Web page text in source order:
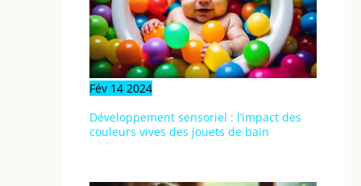
Fév 14 2024
Développement sensoriel : l’impact des
couleurs vives des jouets de bain